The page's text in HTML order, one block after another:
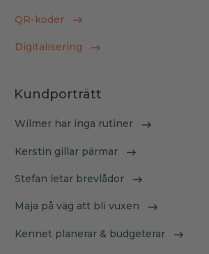
QR-koder
Digitalisering
Kundporträtt
Wilmer har inga rutiner
Kerstin gillar pärmar
Stefan letar brevlådor
Maja på väg att bli vuxen
Kennet planerar & budgeterar